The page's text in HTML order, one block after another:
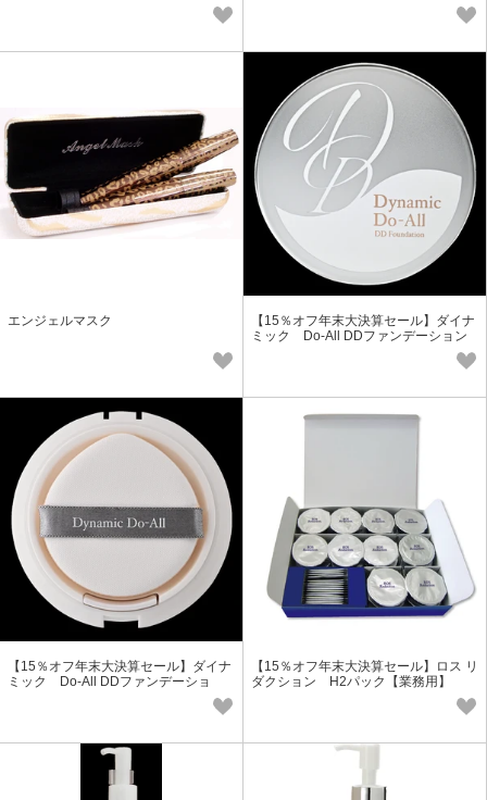
エンジェルマスク
【15％オフ年末大決算セール】ダイナ
ミック Do-All DDファンデーション
【15％オフ年末大決算セール】ダイナ
ミック Do-All DDファンデーショ
【15％オフ年末大決算セール】ロス リ
ダクション H2パック【業務用】